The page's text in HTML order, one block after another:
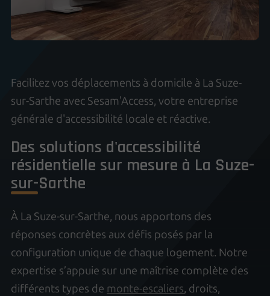
Facilitez vos déplacements à domicile à La Suze-
sur-Sarthe avec Sesam'Access, votre entreprise
générale d'accessibilité locale et réactive.
Des solutions d'accessibilité
résidentielle sur mesure à La Suze-
sur-Sarthe
À La Suze-sur-Sarthe, nous apportons des
réponses concrètes aux défis posés par la
configuration unique de chaque logement. Notre
expertise s’appuie sur une maîtrise complète des
différents types de monte-escaliers , droits,